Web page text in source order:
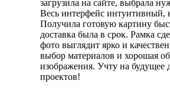
загрузила на сайте, выбрала
Весь интерфейс интуитивный,
Получила готовую картину
доставка была в срок. Рамка
фото выглядит ярко и
выбор материалов и хорошая
изображения. Учту на будущее
проектов!